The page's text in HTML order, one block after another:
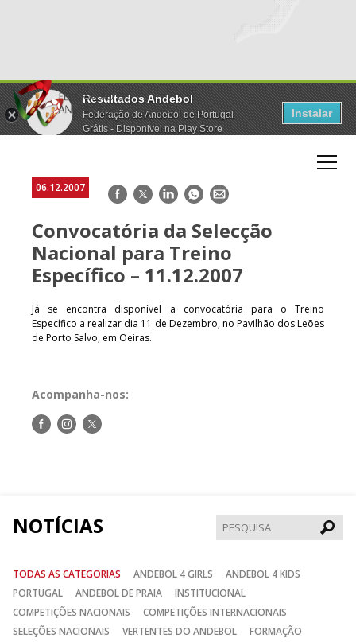
Resultados Andebol
Federação de Andebol de Portugal
Grátis - Disponivel na Play Store
Instalar
06.12.2007 Facebook
TwitterLinkedInWhatsApp
E-
Convocatória da Selecção
Nacional para Treino
Específico – 11.12.2007
Já se encontra disponível a convocatória para o Treino
Específico a realizar dia 11 de Dezembro, no Pavilhão dos Leões
de Porto Salvo, em Oeiras.
Acompanha-nos:
Siga-Siga-Siga-
NOTÍCIAS
TODAS AS CATEGORIAS ANDEBOL 4 GIRLS
ANDEBOL 4 KIDS
PORTUGAL
ANDEBOL DE PRAIA
INSTITUCIONAL
COMPETIÇÕES NACIONAIS
COMPETIÇÕES INTERNACIONAIS
SELEÇÕES NACIONAIS
VERTENTES DO ANDEBOL
FORMAÇÃO